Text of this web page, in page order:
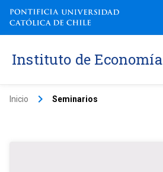
Instituto de Economía
Inicio keyboard_arrow_right Seminarios